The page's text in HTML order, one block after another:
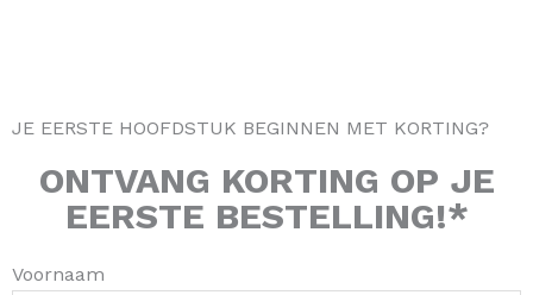
JE EERSTE HOOFDSTUK BEGINNEN MET KORTING?
ONTVANG KORTING OP JE
EERSTE BESTELLING!*
Voornaam